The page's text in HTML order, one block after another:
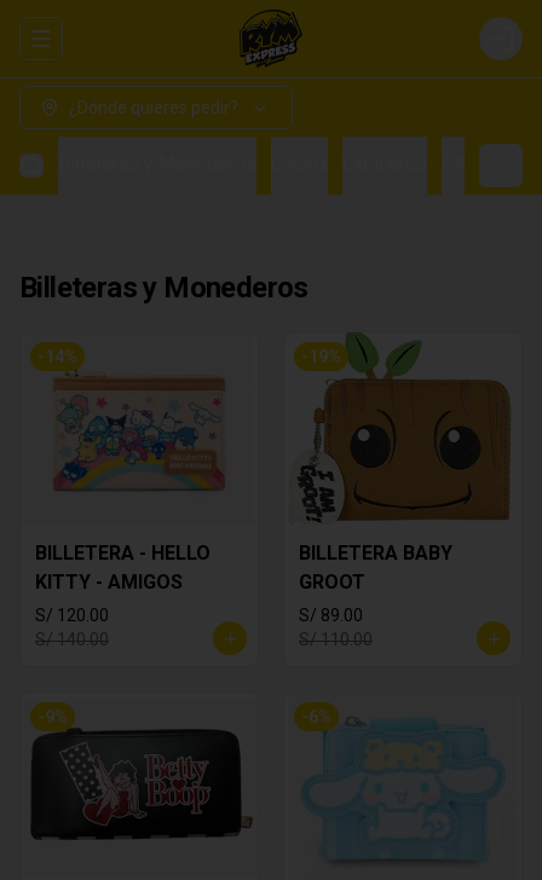
Abrir menu de navegación Login
¿Dónde quieres pedir?
Billeteras y Monederos
-14%
BILLETERA - HELLO
KITTY - AMIGOS
S/ 120.00
S/ 140.00
-19%
BILLETERA BABY
GROOT
S/ 89.00
S/ 110.00
-9% -6%